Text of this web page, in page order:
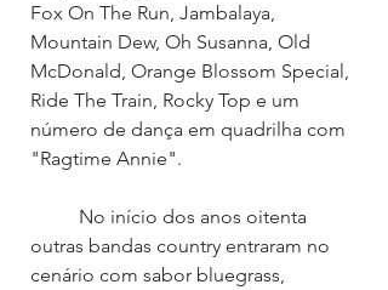
Fox On The Run, Jambalaya,
Mountain Dew, Oh Susanna, Old
McDonald, Orange Blossom Special,
Ride The Train, Rocky Top e um
número de dança em quadrilha com
"Ragtime Annie".
outras bandas country entraram no
cenário com sabor bluegrass,